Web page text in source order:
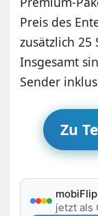
Preis des
zusätzlich
Insgesamt
Sender
Zu
jetzt als